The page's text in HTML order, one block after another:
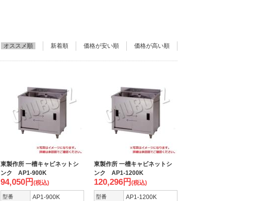
オススメ順 新着順 価格が安い順 価格が高い順
東製作所 一槽キャビネットシ
ンク AP1-900K
94,050円 (税込)
型番 AP1-900K
東製作所 一槽キャビネットシ
ンク AP1-1200K
120,296円 (税込)
型番 AP1-1200K